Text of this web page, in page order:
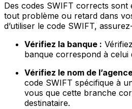
Des codes SWIFT corrects sont
tout problème ou retard dans
d’utiliser le code SWIFT,
Vérifiez la banque :
banque correspond à celui
Vérifiez le nom de
code SWIFT spécifique à
vous que cette branche
destinataire.